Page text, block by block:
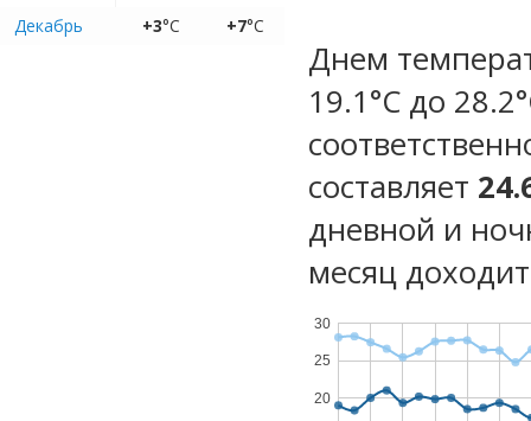
Декабрь
+3°C +7°C
Днем
19.1°C до
составляет
дневной и
месяц
20
25
30